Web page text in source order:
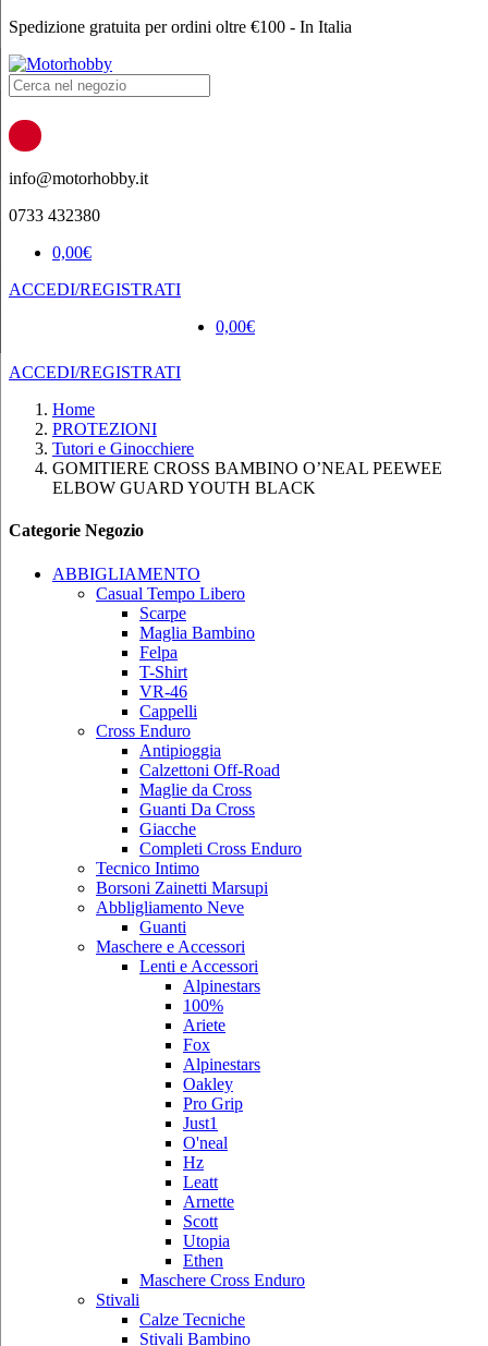
Spedizione gratuita per ordini oltre €100 - In Italia
Products
search
info@motorhobby.it
0733 432380
0,00€
ACCEDI/REGISTRATI
0,00€
ACCEDI/REGISTRATI
Home
PROTEZIONI
Tutori e Ginocchiere
GOMITIERE CROSS BAMBINO O’NEAL PEEWEE
ELBOW GUARD YOUTH BLACK
Categorie Negozio
ABBIGLIAMENTO
Casual Tempo Libero
Scarpe
Maglia Bambino
Felpa
T-Shirt
VR-46
Cappelli
Cross Enduro
Antipioggia
Calzettoni Off-Road
Maglie da Cross
Guanti Da Cross
Giacche
Completi Cross Enduro
Tecnico Intimo
Borsoni Zainetti Marsupi
Abbligliamento Neve
Guanti
Maschere e Accessori
Lenti e Accessori
Alpinestars
100%
Ariete
Fox
Alpinestars
Oakley
Pro Grip
Just1
O'neal
Hz
Leatt
Arnette
Scott
Utopia
Ethen
Maschere Cross Enduro
Stivali
Calze Tecniche
Stivali Bambino